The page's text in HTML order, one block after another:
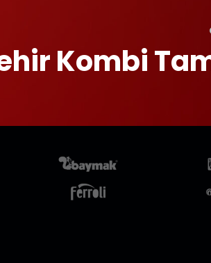
Kombi